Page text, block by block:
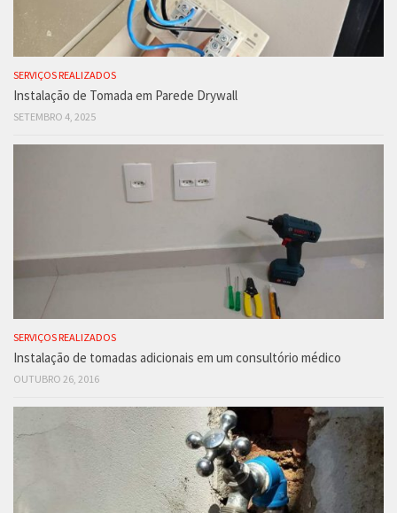
SERVIÇOS REALIZADOS
Instalação de Tomada em Parede Drywall
SETEMBRO 4, 2025
SERVIÇOS REALIZADOS
Instalação de tomadas adicionais em um consultório médico
OUTUBRO 26, 2016